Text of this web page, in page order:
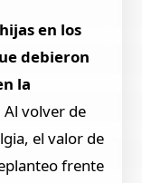
en los
debieron
la
Al volver de
el valor de
frente